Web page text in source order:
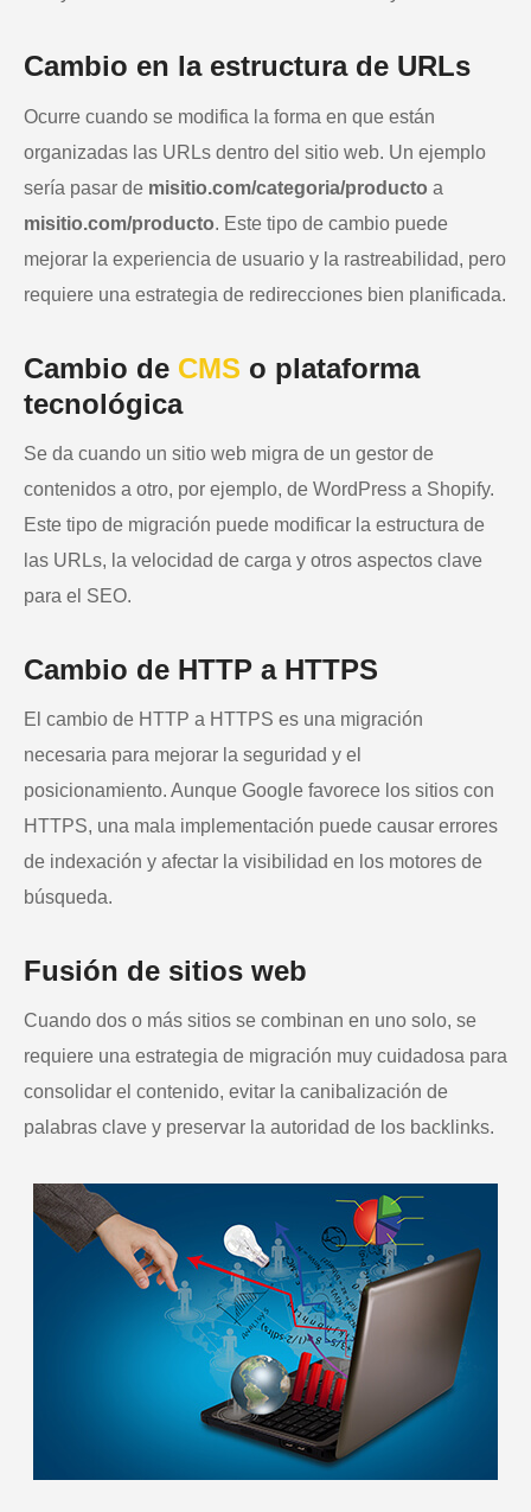
Cambio en la estructura de URLs
Ocurre cuando se modifica la forma en que están
organizadas las URLs dentro del sitio web. Un ejemplo
sería pasar de misitio.com/categoria/producto a
misitio.com/producto. Este tipo de cambio puede
mejorar la experiencia de usuario y la rastreabilidad, pero
requiere una estrategia de redirecciones bien planificada.
Cambio de CMS o plataforma
tecnológica
Se da cuando un sitio web migra de un gestor de
contenidos a otro, por ejemplo, de WordPress a Shopify.
Este tipo de migración puede modificar la estructura de
las URLs, la velocidad de carga y otros aspectos clave
para el SEO.
Cambio de HTTP a HTTPS
El cambio de HTTP a HTTPS es una migración
necesaria para mejorar la seguridad y el
posicionamiento. Aunque Google favorece los sitios con
HTTPS, una mala implementación puede causar errores
de indexación y afectar la visibilidad en los motores de
búsqueda.
Fusión de sitios web
Cuando dos o más sitios se combinan en uno solo, se
requiere una estrategia de migración muy cuidadosa para
consolidar el contenido, evitar la canibalización de
palabras clave y preservar la autoridad de los backlinks.